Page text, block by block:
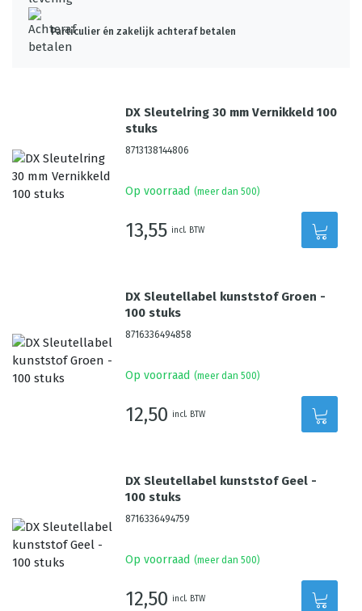
Particulier én zakelijk achteraf betalen
DX Sleutelring 30 mm Vernikkeld 100
stuks
8713138144806
Op voorraad (meer dan 500)
13,55 incl. BTW
DX Sleutellabel kunststof Groen -
100 stuks
8716336494858
Op voorraad (meer dan 500)
12,50 incl. BTW
DX Sleutellabel kunststof Geel -
100 stuks
8716336494759
Op voorraad (meer dan 500)
12,50 incl. BTW